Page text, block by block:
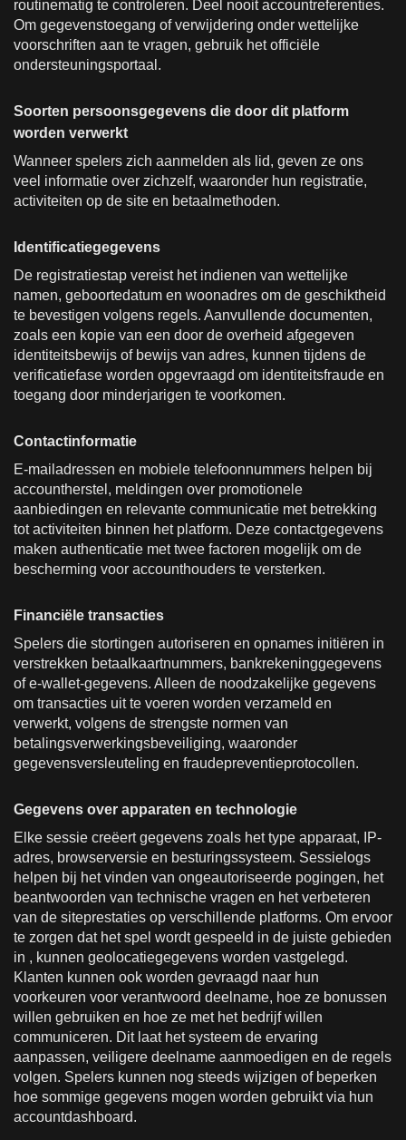
routinematig te controleren. Deel nooit accountreferenties.
Om gegevenstoegang of verwijdering onder wettelijke
voorschriften aan te vragen, gebruik het officiële
ondersteuningsportaal.
Soorten persoonsgegevens die door dit platform
worden verwerkt
Wanneer spelers zich aanmelden als lid, geven ze ons
veel informatie over zichzelf, waaronder hun registratie,
activiteiten op de site en betaalmethoden.
Identificatiegegevens
De registratiestap vereist het indienen van wettelijke
namen, geboortedatum en woonadres om de geschiktheid
te bevestigen volgens regels. Aanvullende documenten,
zoals een kopie van een door de overheid afgegeven
identiteitsbewijs of bewijs van adres, kunnen tijdens de
verificatiefase worden opgevraagd om identiteitsfraude en
toegang door minderjarigen te voorkomen.
Contactinformatie
E-mailadressen en mobiele telefoonnummers helpen bij
accountherstel, meldingen over promotionele
aanbiedingen en relevante communicatie met betrekking
tot activiteiten binnen het platform. Deze contactgegevens
maken authenticatie met twee factoren mogelijk om de
bescherming voor accounthouders te versterken.
Financiële transacties
Spelers die stortingen autoriseren en opnames initiëren in
verstrekken betaalkaartnummers, bankrekeninggegevens
of e-wallet-gegevens. Alleen de noodzakelijke gegevens
om transacties uit te voeren worden verzameld en
verwerkt, volgens de strengste normen van
betalingsverwerkingsbeveiliging, waaronder
gegevensversleuteling en fraudepreventieprotocollen.
Gegevens over apparaten en technologie
Elke sessie creëert gegevens zoals het type apparaat, IP-
adres, browserversie en besturingssysteem. Sessielogs
helpen bij het vinden van ongeautoriseerde pogingen, het
beantwoorden van technische vragen en het verbeteren
van de siteprestaties op verschillende platforms. Om ervoor
te zorgen dat het spel wordt gespeeld in de juiste gebieden
in , kunnen geolocatiegegevens worden vastgelegd.
Klanten kunnen ook worden gevraagd naar hun
voorkeuren voor verantwoord deelname, hoe ze bonussen
willen gebruiken en hoe ze met het bedrijf willen
communiceren. Dit laat het systeem de ervaring
aanpassen, veiligere deelname aanmoedigen en de regels
volgen. Spelers kunnen nog steeds wijzigen of beperken
hoe sommige gegevens mogen worden gebruikt via hun
accountdashboard.